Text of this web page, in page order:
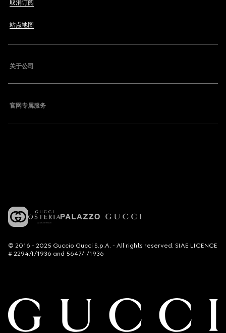
取消订阅
站点地图
关于公司
官网专属服务
© 2016 - 2025 Guccio Gucci S.p.A. - All rights reserved. SIAE LICENCE
# 2294/I/1936 and 5647/I/1936